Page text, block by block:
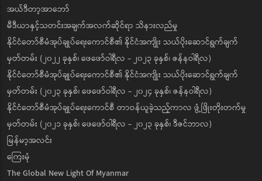
အယ်ဒီတာ့အာဘော်
မီဒီယာနှင့်သတင်းအချက်အလက်ဆိုင်ရာ သိနားလည်မှု
နိုင်ငံတော်စီမံအုပ်ချုပ်ရေးကောင်စီ၏ နိုင်ငံအကျိုး သယ်ပိုးဆောင်ရွက်ချက်
မှတ်တမ်း (၂၀၂၂ ခုနှစ်၊ ဖေဖော်ဝါရီလ - ၂၀၂၃ ခုနှစ်၊ ဇန်နဝါရီလ)
နိုင်ငံတော်စီမံအုပ်ချုပ်ရေးကောင်စီ၏ နိုင်ငံအကျိုး သယ်ပိုးဆောင်ရွက်ချက်
မှတ်တမ်း (၂၀၂၃ ခုနှစ်၊ ဖေဖော်ဝါရီလ - ၂၀၂၄ ခုနှစ်၊ ဇန်နဝါရီလ)
နိုင်ငံတော်စီမံအုပ်ချုပ်ရေးကောင်စီ တာဝန်ယူခဲ့သည့်ကာလ ဖွံ့ဖြိုးတိုးတက်မှု
မှတ်တမ်း (၂၀၂၁ ခုနှစ်၊ ဖေဖော်ဝါရီလ - ၂၀၂၃ ခုနှစ်၊ ဒီဇင်ဘာလ)
မြန်မာ့အလင်း
ကြေးမုံ
The Global New Light Of Myanmar